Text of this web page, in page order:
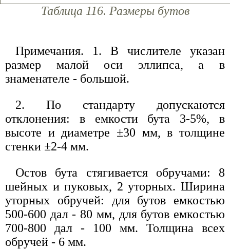
Таблица 116. Размеры бутов
Примечания. 1. В числителе указан
размер малой оси эллипса, а в
знаменателе - большой.
2. По стандарту допускаются
отклонения: в емкости бута 3-5%, в
высоте и диаметре ±30 мм, в толщине
стенки ±2-4 мм.
Остов бута стягивается обручами: 8
шейных и пуковых, 2 уторных. Ширина
уторных обручей: для бутов емкостью
500-600 дал - 80 мм, для бутов емкостью
700-800 дал - 100 мм. Толщина всех
обручей - 6 мм.